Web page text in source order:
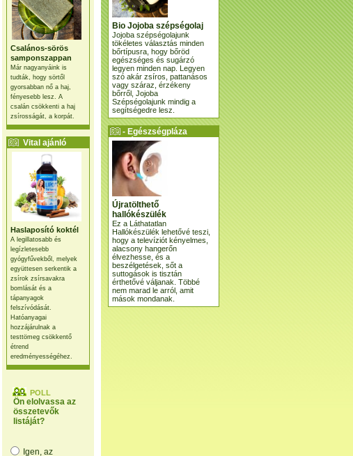
Csalános-sörös
samponszappan
Már nagyanyáink is
tudták, hogy sörtől
gyorsabban nő a haj,
fényesebb lesz. A
csalán csökkenti a haj
zsírosságát, a korpát.
Vital ajánló
Haslaposító koktél
A legillatosabb és
legízletesebb
gyógyfűvekből, melyek
együttesen serkentik a
zsírok zsírsavakra
bomlását és a
tápanyagok
felszívódását.
Hatóanyagai
hozzájárulnak a
testtömeg csökkentő
étrend
eredményességéhez.
POLL
Ön elolvassa az
összetevők
listáját?
Igen, az
Bio Jojoba szépségolaj
Jojoba szépségolajunk
tökéletes választás minden
bőrtípusra, hogy bőröd
egészséges és sugárzó
legyen minden nap. Legyen
szó akár zsíros, pattanásos
vagy száraz, érzékeny
bőrről, Jojoba
Szépségolajunk mindig a
segítségedre lesz.
- Egészségpláza
ajánlatunk -
Újratölthető
hallókészülék
Ez a Láthatatlan
Hallókészülék lehetővé teszi,
hogy a televíziót kényelmes,
alacsony hangerőn
élvezhesse, és a
beszélgetések, sőt a
suttogások is tisztán
érthetővé váljanak. Többé
nem marad le arról, amit
mások mondanak.